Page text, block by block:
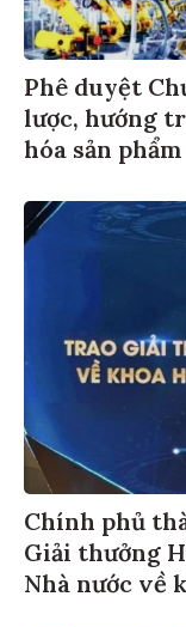
Phê duyệt
lược, hướng
hóa sản phẩm
Chính phủ
Giải thưởng
Nhà nước về